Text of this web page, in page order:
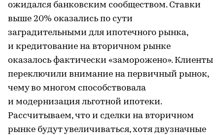
ожидался банковским сообществом. Ставки
выше 20% оказались по сути
заградительными для ипотечного рынка,
и кредитование на вторичном рынке
оказалось фактически «заморожено». Клиенты
переключили внимание на первичный рынок,
чему во многом способствовала
и модернизация льготной ипотеки.
Рассчитываем, что и сделки на вторичном
рынке будут увеличиваться, хотя двузначные